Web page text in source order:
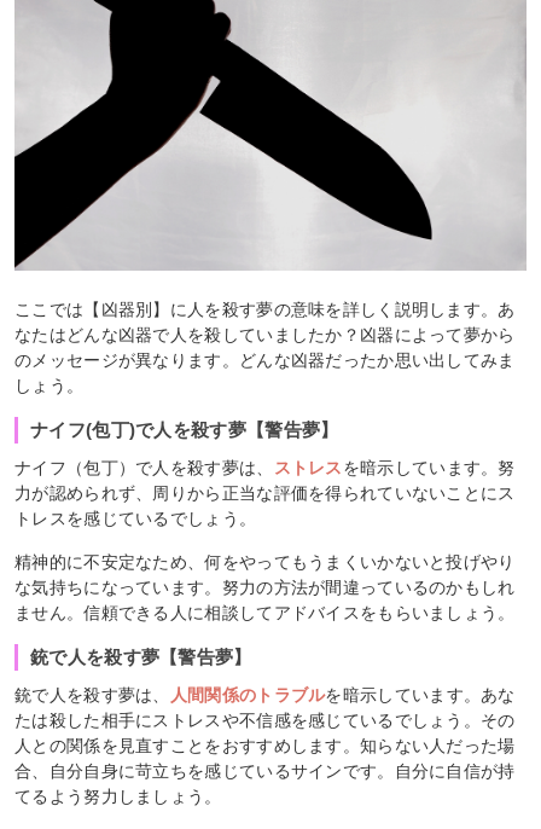
ここでは【凶器別】に人を殺す夢の意味を詳しく説明します。あ
なたはどんな凶器で人を殺していましたか？凶器によって夢から
のメッセージが異なります。どんな凶器だったか思い出してみま
しょう。
ナイフ(包丁)で人を殺す夢【警告夢】
ナイフ（包丁）で人を殺す夢は、 ストレスを暗示しています。努
力が認められず、周りから正当な評価を得られていないことにス
トレスを感じているでしょう。
精神的に不安定なため、何をやってもうまくいかないと投げやり
な気持ちになっています。努力の方法が間違っているのかもしれ
ません。信頼できる人に相談してアドバイスをもらいましょう。
銃で人を殺す夢【警告夢】
銃で人を殺す夢は、 人間関係のトラブルを暗示しています。あな
たは殺した相手にストレスや不信感を感じているでしょう。その
人との関係を見直すことをおすすめします。知らない人だった場
合、自分自身に苛立ちを感じているサインです。自分に自信が持
てるよう努力しましょう。